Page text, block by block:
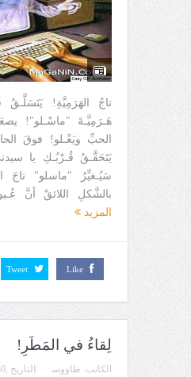
تاجُ الهَرَمِيَّةِ!
هَـرَمِيَّـةَ "ماسْـلو"!
الحبِّ ويَعْـلو! فوقَ
يَتَحَقَّـقُ قُـرْبُـكِ يا
سَيُـغيِّرُ "ماسلو" تاجَ
بالشَّكلِ اللائقْ أنَّ
المزيد
Like
Tweet
لِقاءُ في المَطَرِ!
الكاتب: طاووس التاريخ